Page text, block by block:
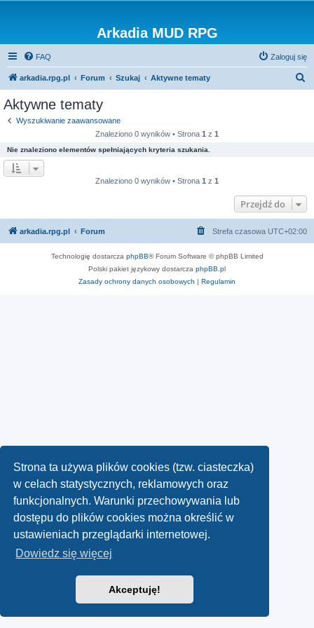
Strona ta używa plików cookies (tzw. ciasteczka)
w celach statystycznych, reklamowych oraz
funkcjonalnych. Warunki przechowywania lub
dostępu do plików cookies można określić w
ustawieniach przeglądarki internetowej.
Dowiedz się więcej
Akceptuję!
Arkadia MUD RPG
FAQ Zaloguj się
arkadia.rpg.pl Forum Szukaj Aktywne tematy
Aktywne tematy
Wyszukiwanie zaawansowane
Znaleziono 0 wyników • Strona 1 z 1
Nie znaleziono elementów spełniających kryteria szukania.
Znaleziono 0 wyników • Strona 1 z 1
Przejdź do
arkadia.rpg.pl Forum Strefa czasowa UTC+02:00
Technologię dostarcza phpBB® Forum Software © phpBB Limited
Polski pakiet językowy dostarcza phpBB.pl
Zasady ochrony danych osobowych | Regulamin